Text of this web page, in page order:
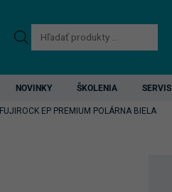
Products
search
NOVINKY ŠKOLENIA SERVIS
FUJIROCK EP PREMIUM POLÁRNA BIELA